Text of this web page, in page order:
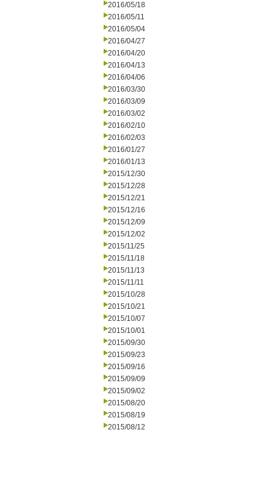
2016/05/18
2016/05/11
2016/05/04
2016/04/27
2016/04/20
2016/04/13
2016/04/06
2016/03/30
2016/03/09
2016/03/02
2016/02/10
2016/02/03
2016/01/27
2016/01/13
2015/12/30
2015/12/28
2015/12/21
2015/12/16
2015/12/09
2015/12/02
2015/11/25
2015/11/18
2015/11/13
2015/11/11
2015/10/28
2015/10/21
2015/10/07
2015/10/01
2015/09/30
2015/09/23
2015/09/16
2015/09/09
2015/09/02
2015/08/20
2015/08/19
2015/08/12